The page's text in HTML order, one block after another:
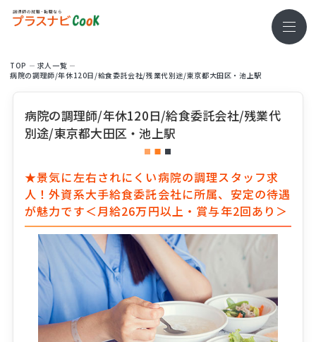
TOP
求⼈⼀覧
病院の調理師/年休120日/給食委託会社/残業代別途/東京都大田区・池上駅
病院の調理師/年休120日/給食委託会社/残業代
別途/東京都大田区・池上駅
★景気に左右されにくい病院の調理スタッフ求
人！外資系大手給食委託会社に所属、安定の待遇
が魅力です＜月給26万円以上・賞与年2回あり＞